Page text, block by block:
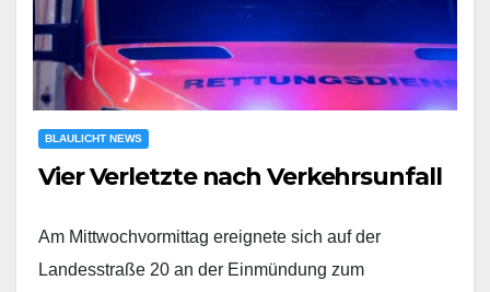
BLAULICHT NEWS
Vier Verletzte nach Verkehrsunfall
Am Mittwochvormittag ereignete sich auf der
Landesstraße 20 an der Einmündung zum